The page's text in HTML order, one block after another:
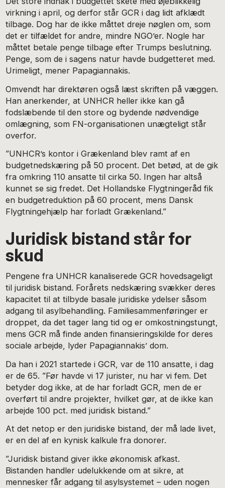
virkning i april, og derfor står GCR i dag lidt afklædt
tilbage. Dog har de ikke måttet dreje nøglen om, som
det er tilfældet for andre, mindre NGO’er. Nogle har
måttet betale penge tilbage efter Trumps beslutning.
Penge, som de i sagens natur havde budgetteret med.
Urimeligt, mener Papagiannakis.
Omvendt har direktøren også læst skriften på væggen.
Han anerkender, at UNHCR heller ikke kan gå
fodslæbende til den store og bydende nødvendige
omlægning, som FN-organisationen unægteligt står
overfor.
”UNHCR’s kontor i Grækenland blev ramt af en
budgetnedskæring på 50 procent. Det betød, at de gik
fra omkring 110 ansatte til cirka 50. Ingen har altså
kunnet se sig fredet. Det Hollandske Flygtningeråd fik
en budgetreduktion på 60 procent, mens Dansk
Flygtningehjælp har forladt Grækenland.”
Juridisk bistand står for
skud
Pengene fra UNHCR kanaliserede GCR hovedsageligt
til juridisk bistand. Forårets nedskæring svækker deres
kapacitet til at tilbyde basale juridiske ydelser såsom
adgang til asylbehandling. Familiesammenføringer er
droppet, da det tager lang tid og er omkostningstungt,
mens GCR må finde anden finansieringskilde for deres
sociale arbejde, lyder Papagiannakis’ dom.
Da han i 2021 startede i GCR, var de 110 ansatte, i dag
er de 65. ”Før havde vi 17 jurister, nu har vi fem. Det
betyder dog ikke, at de har forladt GCR, men de er
overført til andre projekter, hvilket gør, at de ikke kan
arbejde 100 pct. med juridisk bistand.”
At det netop er den juridiske bistand, der må lade livet,
er en del af en kynisk kalkule fra donorer.
”Juridisk bistand giver ikke økonomisk afkast.
Bistanden handler udelukkende om at sikre, at
mennesker får adgang til asylsystemet – uden nogen